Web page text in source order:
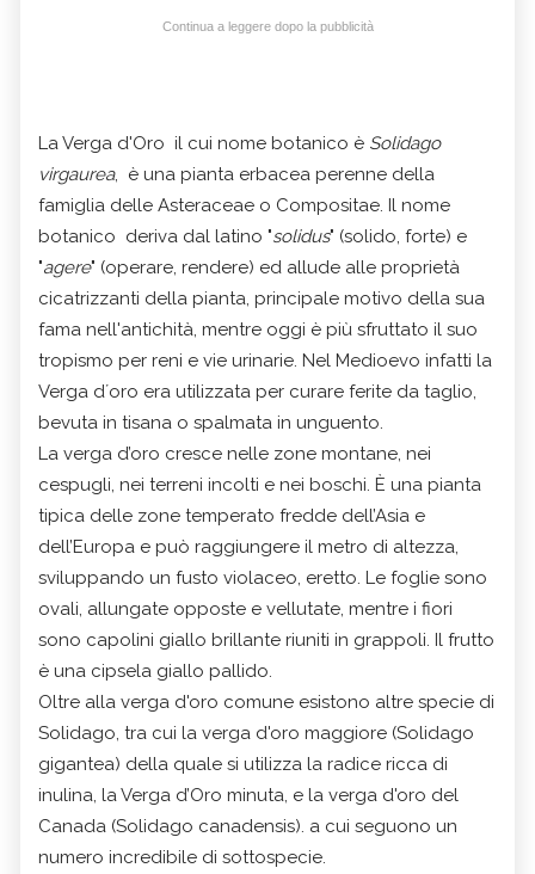
Continua a leggere dopo la pubblicità
La Verga d'Oro il cui nome botanico è Solidago
virgaurea, è una pianta erbacea perenne della
famiglia delle Asteraceae o Compositae. Il nome
botanico deriva dal latino "solidus" (solido, forte) e
"agere" (operare, rendere) ed allude alle proprietà
cicatrizzanti della pianta, principale motivo della sua
fama nell'antichità, mentre oggi è più sfruttato il suo
tropismo per reni e vie urinarie. Nel Medioevo infatti la
Verga d´oro era utilizzata per curare ferite da taglio,
bevuta in tisana o spalmata in unguento.
La verga d’oro cresce nelle zone montane, nei
cespugli, nei terreni incolti e nei boschi. È una pianta
tipica delle zone temperato fredde dell’Asia e
dell’Europa e può raggiungere il metro di altezza,
sviluppando un fusto violaceo, eretto. Le foglie sono
ovali, allungate opposte e vellutate, mentre i fiori
sono capolini giallo brillante riuniti in grappoli. Il frutto
è una cipsela giallo pallido.
Oltre alla verga d'oro comune esistono altre specie di
Solidago, tra cui la verga d'oro maggiore (Solidago
gigantea) della quale si utilizza la radice ricca di
inulina, la Verga d’Oro minuta, e la verga d'oro del
Canada (Solidago canadensis). a cui seguono un
numero incredibile di sottospecie.